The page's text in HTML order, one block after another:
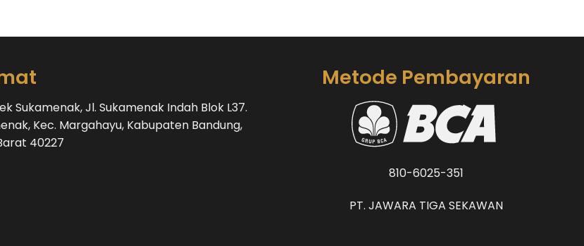
Sukamenak, Jl. Sukamenak Indah Blok L37.
Kec. Margahayu, Kabupaten Bandung,
40227
Metode Pembayaran
810-6025-351
PT. JAWARA TIGA SEKAWAN